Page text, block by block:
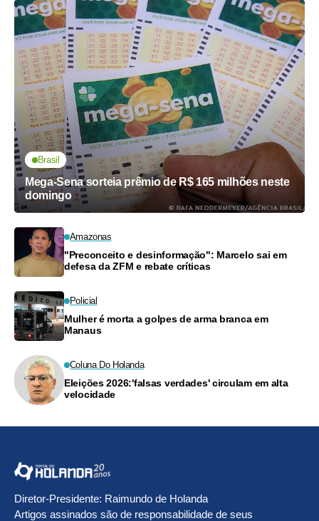
Brasil
Mega-Sena sorteia prêmio de R$ 165 milhões neste
domingo
Amazonas
"Preconceito e desinformação": Marcelo sai em
defesa da ZFM e rebate críticas
Policial
Mulher é morta a golpes de arma branca em
Manaus
Coluna Do Holanda
Eleições 2026:'falsas verdades' circulam em alta
velocidade
Diretor-Presidente: Raimundo de Holanda
Artigos assinados são de responsabilidade de seus